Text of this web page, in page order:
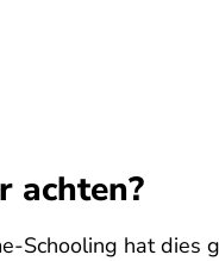
achten?
Schooling hat dies